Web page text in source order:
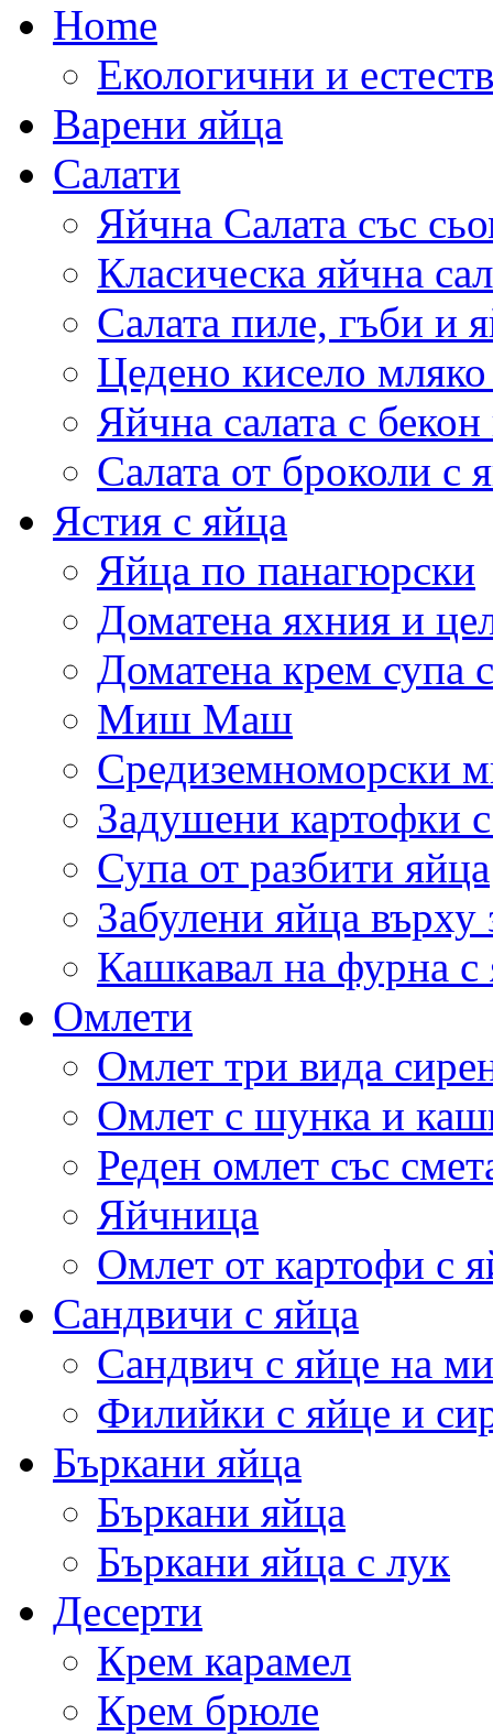
Home
Екологични и
Варени яйца
Салати
Яйчна Салата със
Класическа яйчна
Салата пиле, гъби и
Цедено кисело
Яйчна салата с
Салата от броколи с
Ястия с яйца
Яйца по панагюрски
Доматена яхния и
Доматена крем супа
Миш Маш
Средиземноморски
Задушени картофки
Супа от разбити яйца
Забулени яйца
Кашкавал на фурна с
Омлети
Омлет три вида
Омлет с шунка и
Реден омлет със
Яйчница
Омлет от картофи с
Сандвичи с яйца
Сандвич с яйце на
Филийки с яйце и
Бъркани яйца
Бъркани яйца
Бъркани яйца с лук
Десерти
Крем карамел
Крем брюле